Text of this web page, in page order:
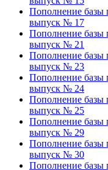
Пополнение базы
выпуск № 17
Пополнение базы
выпуск № 21
Пополнение базы
выпуск № 23
Пополнение базы
выпуск № 24
Пополнение базы
выпуск № 25
Пополнение базы
выпуск № 29
Пополнение базы
выпуск № 30
Пополнение базы